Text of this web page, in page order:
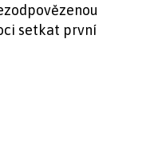
setkat první